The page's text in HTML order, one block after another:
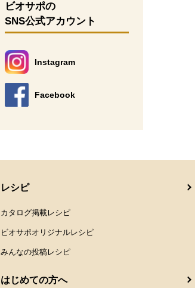
ビオサポの
SNS公式アカウント
Instagram
別のウィンドウで開きます。
Facebook
別のウィンドウで開きます。
レシピ
カタログ掲載レシピ
ビオサポオリジナルレシピ
みんなの投稿レシピ
はじめての方へ